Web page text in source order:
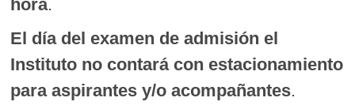
hora.
El día del examen de admisión el
Instituto no contará con estacionamiento
para aspirantes y/o acompañantes.